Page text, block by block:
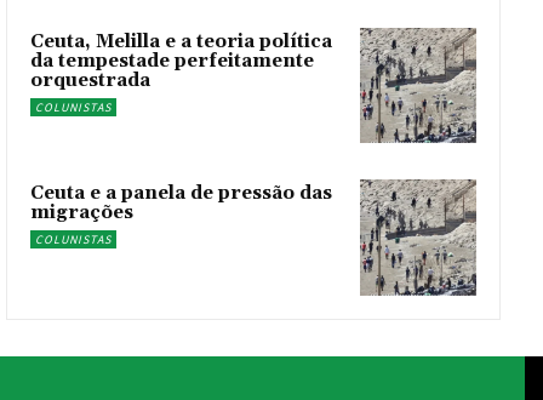
Ceuta, Melilla e a teoria política
da tempestade perfeitamente
orquestrada
COLUNISTAS
Ceuta e a panela de pressão das
migrações
COLUNISTAS